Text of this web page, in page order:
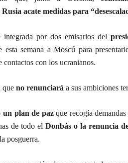
Rusia acate medidas para
integrada por dos emisarios del
esta semana a Moscú para
contactos con los ucranianos.
que no renunciará a sus ambiciones
un plan de pazque recogía
de todo elDonbás o la renuncia
posguerra.